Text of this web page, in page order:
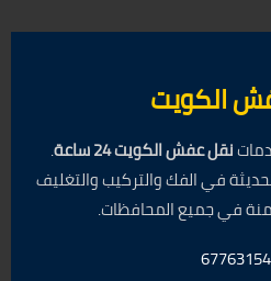
الكويت
نقل عفش الكويت 24 ساعة
.
في الفك والتركيب والتغليف
في جميع المحافظات.
67763154